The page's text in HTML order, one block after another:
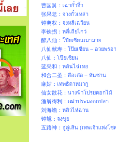
曹国舅：เฉากั๋วจิ้ว
张果老：จางกั๋วเหล่า
钟离权：จงหลีเฉวียน
李铁拐：หลี่เถียไกว่
醉八仙：โป๊ยเซียนเมามาย
八仙献寿：โป๊ยเซียน – อวยพร
八仙：โป๊ยเซียน
蓝采和：หลันไฉ่เหอ
和合二圣：สือเต๋อ – หันซาน
麻姑：เทพธิดาหมากู
仙女散花：นางฟ้าโปรยดอกไม้
渔翁得利：เฒ่าประมงตกปลา
刘海蟾：หลิวไห่ฉาน
钟馗：จงขุย
五路神：อู่ลู่เสิน (เทพเจ้าแห่งโช